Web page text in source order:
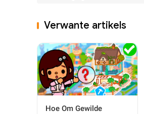
Verwante artikels
Hoe Om Gewilde